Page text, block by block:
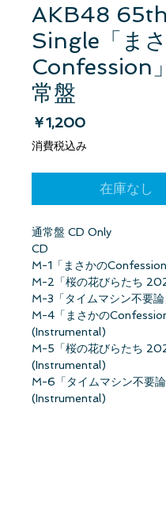
AKB48 65th
Single「ま
Confession
常盤
￥1,200価格
消費税込み
在庫なし
通常盤 CD Only
CD
M-1「まさかのConfession
M-2「桜の花びらたち
M-3「タイムマシン不要論
M-4「まさかのConfession
(Instrumental)
M-5「桜の花びらたち
(Instrumental)
M-6「タイムマシン不要論
(Instrumental)